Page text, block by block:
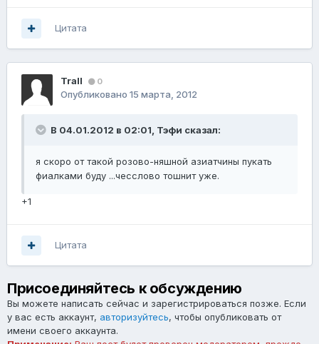
Цитата
TraIl 0
Опубликовано 15 марта, 2012
В 04.01.2012 в 02:01, Тэфи сказал:
я скоро от такой розово-няшной азиатчины пукать
фиалками буду ...чесслово тошнит уже.
+1
Цитата
Присоединяйтесь к обсуждению
Вы можете написать сейчас и зарегистрироваться позже. Если
у вас есть аккаунт, авторизуйтесь, чтобы опубликовать от
имени своего аккаунта.